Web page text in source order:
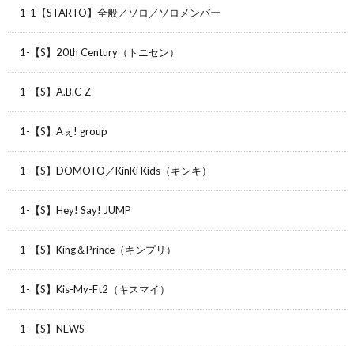
1-1【STARTO】全般／ソロ／ソロメンバー
1-【S】20th Century（トニセン）
1-【S】A.B.C-Z
1-【S】Aぇ! group
1-【S】DOMOTO／KinKi Kids（キンキ）
1-【S】Hey! Say! JUMP
1-【S】King＆Prince（キンプリ）
1-【S】Kis-My-Ft2（キスマイ）
1-【S】NEWS